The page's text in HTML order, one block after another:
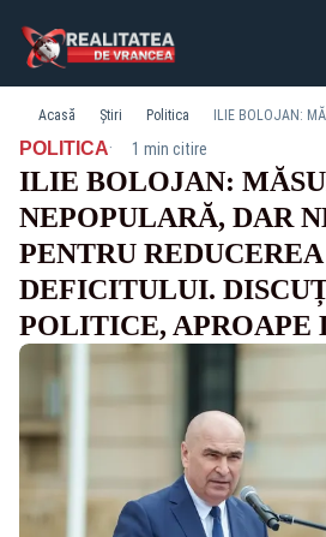
Acasă Știri Politica
POLITICA· 1 min citire
ILIE BOLOJAN:
NEPOPULARĂ, DAR
PENTRU REDUCEREA
DEFICITULUI.
POLITICE, APROAPE